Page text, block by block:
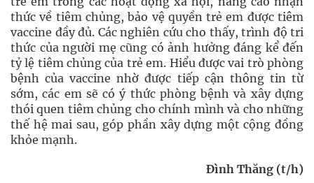
thức về tiêm chủng, bảo vệ quyền trẻ em được tiêm
vaccine đầy đủ. Các nghiên cứu cho thấy, trình độ tri
thức của người mẹ cũng có ảnh hưởng đáng kể đến
tỷ lệ tiêm chủng của trẻ em. Hiểu được vai trò phòng
bệnh của vaccine nhờ được tiếp cận thông tin từ
sớm, các em sẽ có ý thức phòng bệnh và xây dựng
thói quen tiêm chủng cho chính mình và cho những
thế hệ mai sau, góp phần xây dựng một cộng đồng
khỏe mạnh.
Đình Thăng (t/h)